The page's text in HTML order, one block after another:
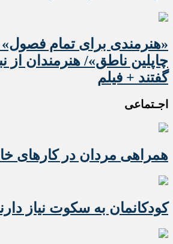
«هنرمندی برای تمام
چاپلین ناطق»/ هنرمندان از
گفتند + فیلم
اجـتماعی
همراهی مردان در کارهای
کودکانمان به سکوت نیاز